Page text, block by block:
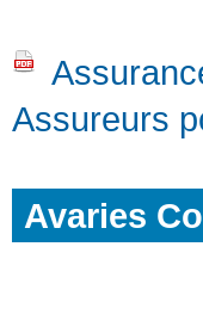
Assureurs
Avaries